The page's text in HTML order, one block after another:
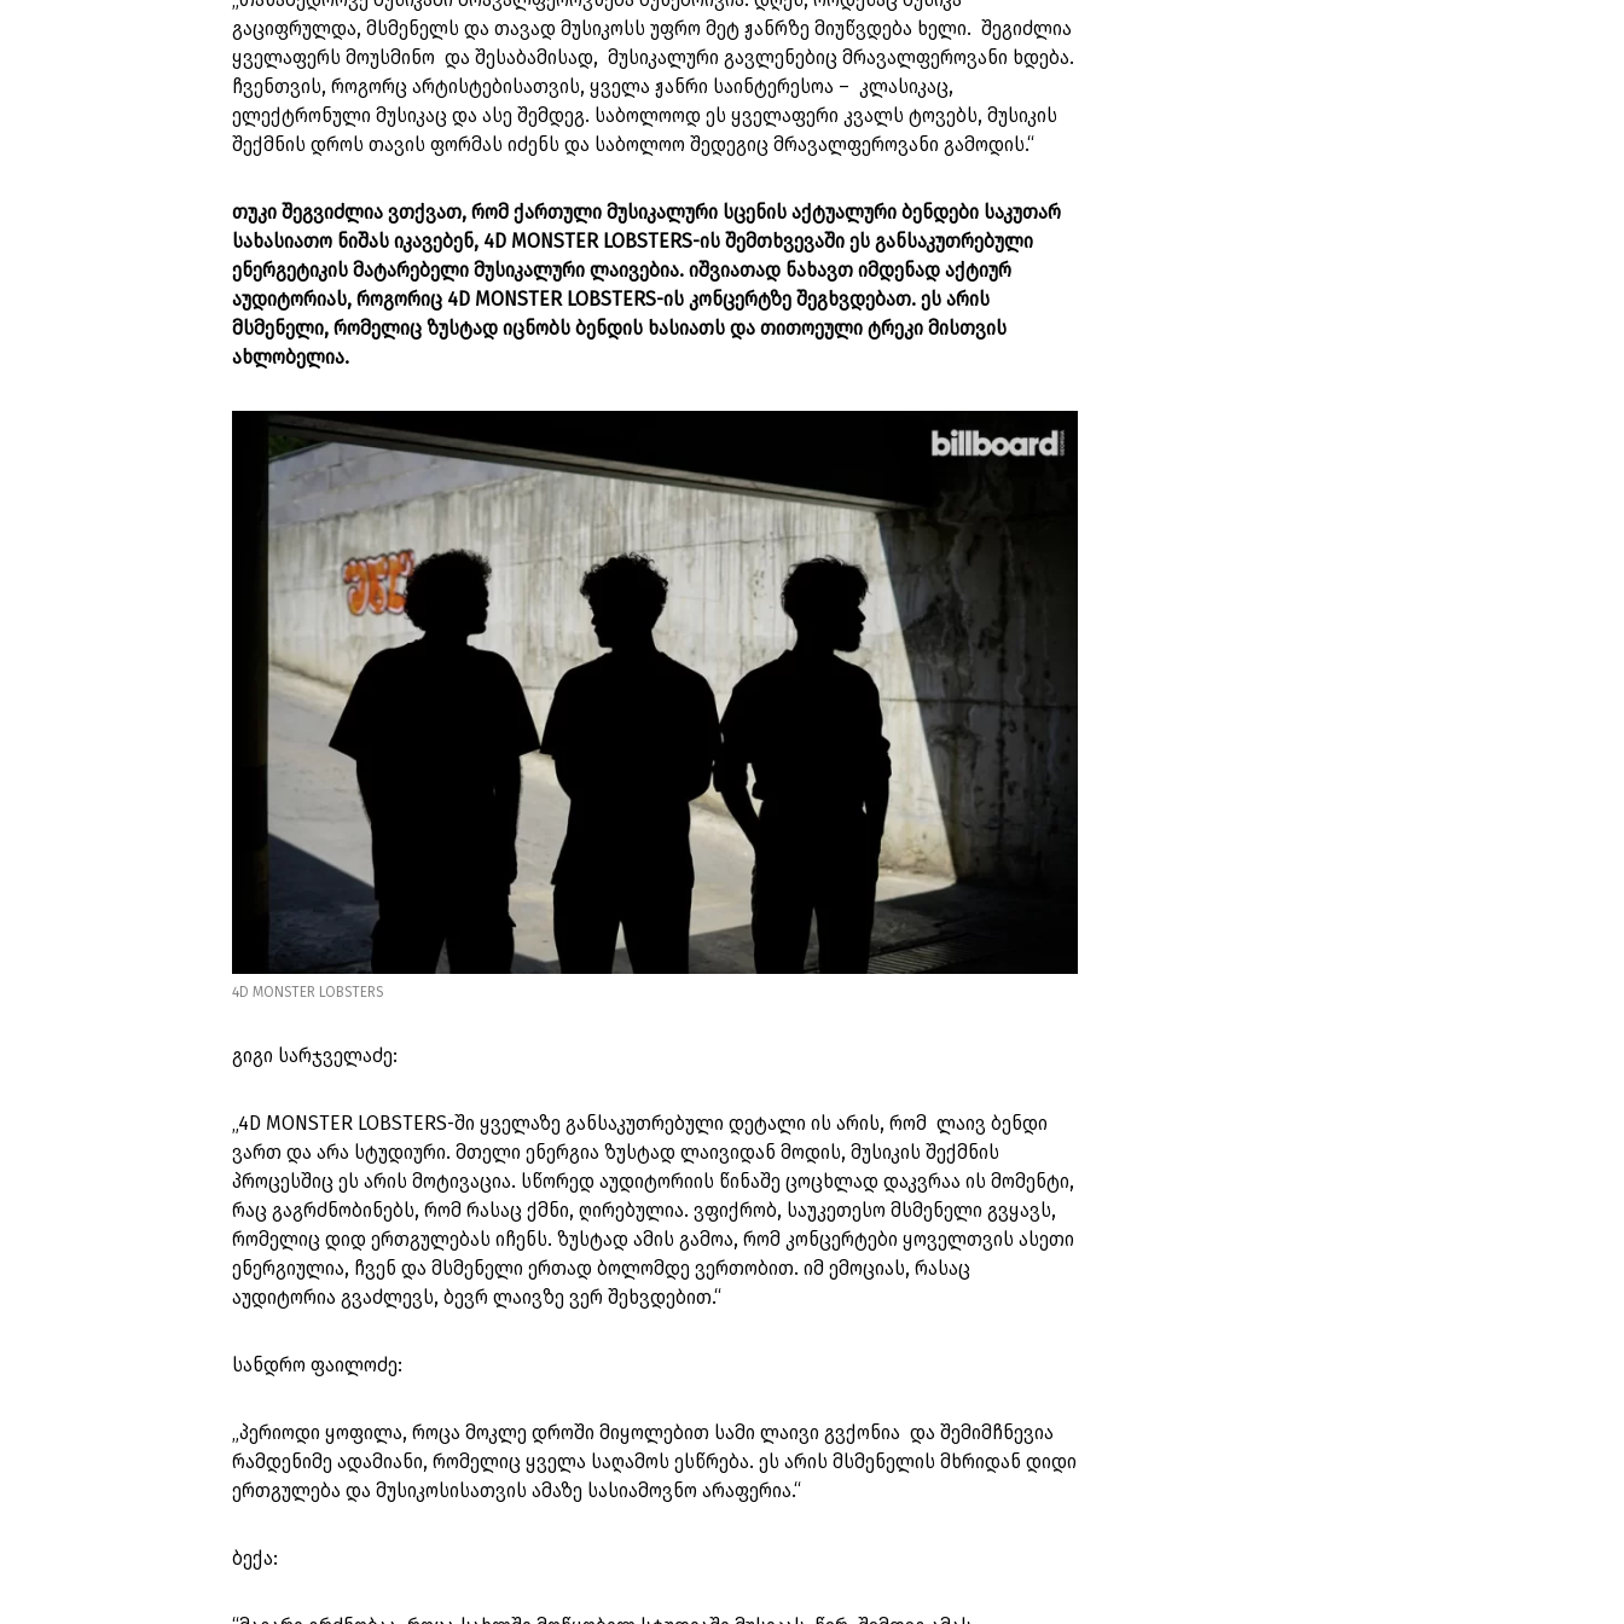
გაციფრულდა, მსმენელს და თავად მუსიკოსს უფრო მეტ ჟანრზე მიუწვდება ხელი. შეგიძლია
ყველაფერს მოუსმინო და შესაბამისად, მუსიკალური გავლენებიც მრავალფეროვანი ხდება.
ჩვენთვის, როგორც არტისტებისათვის, ყველა ჟანრი საინტერესოა – კლასიკაც,
ელექტრონული მუსიკაც და ასე შემდეგ. საბოლოოდ ეს ყველაფერი კვალს ტოვებს, მუსიკის
შექმნის დროს თავის ფორმას იძენს და საბოლოო შედეგიც მრავალფეროვანი გამოდის.“
თუკი შეგვიძლია ვთქვათ, რომ ქართული მუსიკალური სცენის აქტუალური ბენდები საკუთარ
სახასიათო ნიშას იკავებენ, 4D MONSTER LOBSTERS-ის შემთხვევაში ეს განსაკუთრებული
ენერგეტიკის მატარებელი მუსიკალური ლაივებია. იშვიათად ნახავთ იმდენად აქტიურ
აუდიტორიას, როგორიც 4D MONSTER LOBSTERS-ის კონცერტზე შეგხვდებათ. ეს არის
მსმენელი, რომელიც ზუსტად იცნობს ბენდის ხასიათს და თითოეული ტრეკი მისთვის
ახლობელია.
4D MONSTER LOBSTERS
გიგი სარჯველაძე:
„4D MONSTER LOBSTERS-ში ყველაზე განსაკუთრებული დეტალი ის არის, რომ ლაივ ბენდი
ვართ და არა სტუდიური. მთელი ენერგია ზუსტად ლაივიდან მოდის, მუსიკის შექმნის
პროცესშიც ეს არის მოტივაცია. სწორედ აუდიტორიის წინაშე ცოცხლად დაკვრაა ის მომენტი,
რაც გაგრძნობინებს, რომ რასაც ქმნი, ღირებულია. ვფიქრობ, საუკეთესო მსმენელი გვყავს,
რომელიც დიდ ერთგულებას იჩენს. ზუსტად ამის გამოა, რომ კონცერტები ყოველთვის ასეთი
ენერგიულია, ჩვენ და მსმენელი ერთად ბოლომდე ვერთობით. იმ ემოციას, რასაც
აუდიტორია გვაძლევს, ბევრ ლაივზე ვერ შეხვდებით.“
სანდრო ფაილოძე:
„პერიოდი ყოფილა, როცა მოკლე დროში მიყოლებით სამი ლაივი გვქონია და შემიმჩნევია
რამდენიმე ადამიანი, რომელიც ყველა საღამოს ესწრება. ეს არის მსმენელის მხრიდან დიდი
ერთგულება და მუსიკოსისათვის ამაზე სასიამოვნო არაფერია.“
ბექა: